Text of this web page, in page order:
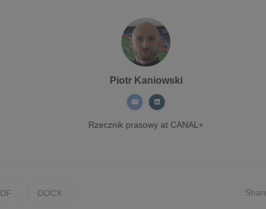
Piotr Kaniowski
Rzecznik prasowy at CANAL+
DOCX